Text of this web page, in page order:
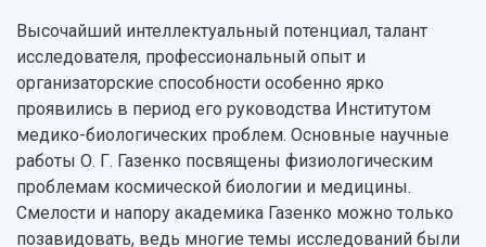
Аграрный карбоновый полигон
Архив
Фирменный стиль
Устойчивое развитие
Кампус
3D-тур по университету
Подготовительные курсы
Библиотека
Видеолекции
Противодействие COVID-19
Научно-технические разработки
Конкурсы научных проектов и грантов
Областной конкурс "Молодой учёный"
Отчеты о научно-исследовательской
деятельности
Журналы Самарского университета
Научные конференции
Публикации и издания
Высочайший интеллектуальный потенциал, талант
исследователя, профессиональный опыт и
организаторские способности особенно ярко
проявились в период его руководства Институтом
медико-биологических проблем. Основные научные
работы О. Г. Газенко посвящены физиологическим
проблемам космической биологии и медицины.
Смелости и напору академика Газенко можно только
позавидовать, ведь многие темы исследований были